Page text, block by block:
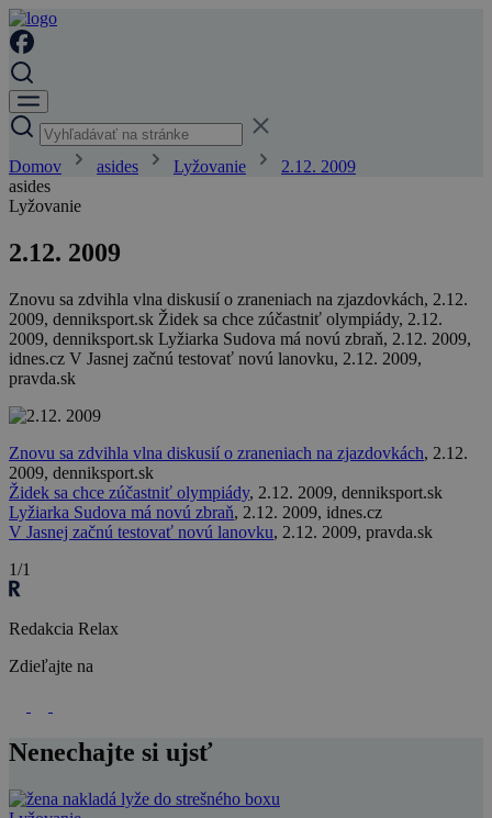
Domov asides Lyžovanie
2.12. 2009
asides
Lyžovanie
2.12. 2009
Znovu sa zdvihla vlna diskusií o zraneniach na zjazdovkách, 2.12.
2009, denniksport.sk Židek sa chce zúčastniť olympiády, 2.12.
2009, denniksport.sk Lyžiarka Sudova má novú zbraň, 2.12. 2009,
idnes.cz V Jasnej začnú testovať novú lanovku, 2.12. 2009,
pravda.sk
Znovu sa zdvihla vlna diskusií o zraneniach na zjazdovkách, 2.12.
2009, denniksport.sk
Židek sa chce zúčastniť olympiády, 2.12. 2009, denniksport.sk
Lyžiarka Sudova má novú zbraň, 2.12. 2009, idnes.cz
V Jasnej začnú testovať novú lanovku, 2.12. 2009, pravda.sk
1/1
Redakcia Relax
Zdieľajte na
Nenechajte si ujsť